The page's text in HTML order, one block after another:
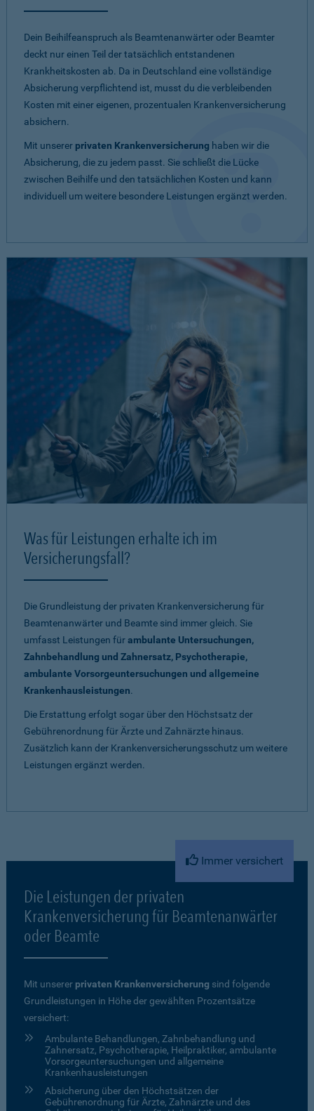
Dein Beihilfeanspruch als Beamtenanwärter oder Beamter
deckt nur einen Teil der tatsächlich entstandenen
Krankheitskosten ab. Da in Deutschland eine vollständige
Absicherung verpflichtend ist, musst du die verbleibenden
Kosten mit einer eigenen, prozentualen Krankenversicherung
absichern.
Mit unserer privaten Krankenversicherung haben wir die
Absicherung, die zu jedem passt. Sie schließt die Lücke
zwischen Beihilfe und den tatsächlichen Kosten und kann
individuell um weitere besondere Leistungen ergänzt werden.
Was für Leistungen erhalte ich im
Versicherungsfall?
Die Grundleistung der privaten Krankenversicherung für
Beamtenanwärter und Beamte sind immer gleich. Sie
umfasst Leistungen fürambulante Untersuchungen,
Zahnbehandlung und Zahnersatz, Psychotherapie,
ambulante Vorsorgeuntersuchungen und allgemeine
Krankenhausleistungen.
Die Erstattung erfolgt sogar über den Höchstsatz der
Gebührenordnung für Ärzte und Zahnärzte hinaus.
Zusätzlich kann der Krankenversicherungsschutz um weitere
Leistungen ergänzt werden.
Immer versichert
Die Leistungen der privaten
Krankenversicherung für Beamtenanwärter
oder Beamte
Mit unserer privaten Krankenversicherung sind folgende
Grundleistungen in Höhe der gewählten Prozentsätze
versichert:
Ambulante Behandlungen, Zahnbehandlung und
Zahnersatz, Psychotherapie, Heilpraktiker, ambulante
Vorsorgeuntersuchungen und allgemeine
Krankenhausleistungen
Absicherung über den Höchstsätzen der
Gebührenordnung für Ärzte, Zahnärzte und des